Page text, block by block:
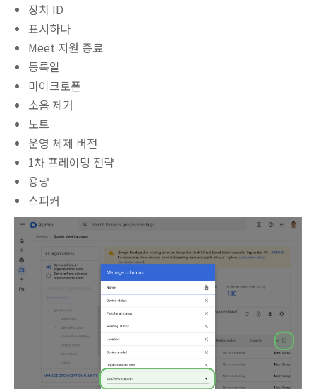
장치 ID
표시하다
Meet 지원 종료
등록일
마이크로폰
소음 제거
노트
운영 체제 버전
1차 프레이밍 전략
용량
스피커